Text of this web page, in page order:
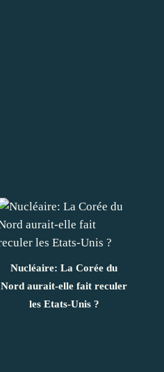
Nucléaire: La Corée du
Nord aurait-elle fait reculer
les Etats-Unis ?